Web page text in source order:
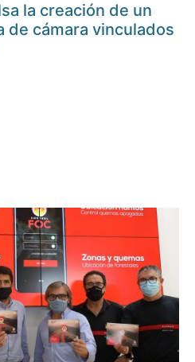
la creación de un
de cámara vinculados